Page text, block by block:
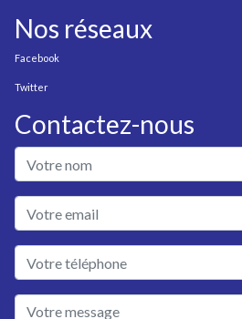
Nos réseaux
Facebook
Twitter
Contactez-nous